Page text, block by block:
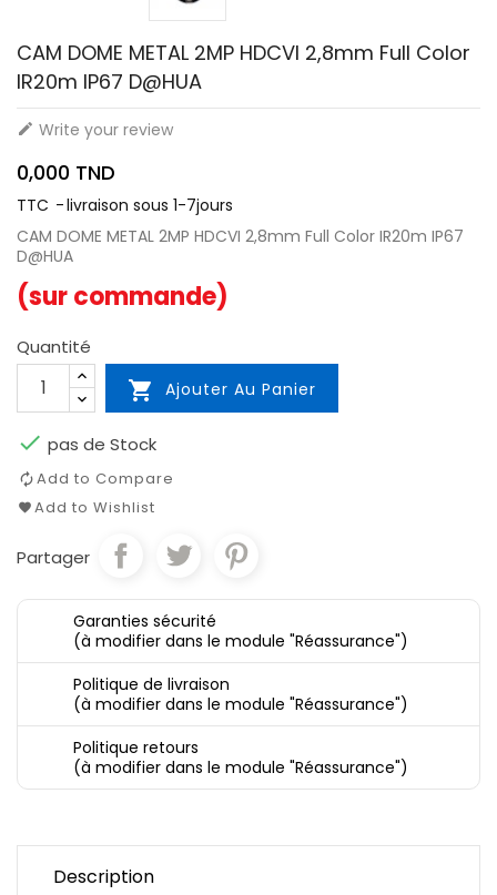
CAM DOME METAL 2MP HDCVI 2,8mm Full Color
IR20m IP67 D@HUA
 Write your review
0,000 TND
TTC
livraison sous 1-7jours
CAM DOME METAL 2MP HDCVI 2,8mm Full Color IR20m IP67
D@HUA
(sur commande)
Quantité
 Ajouter Au Panier
 pas de Stock
Add to Compare
Add to Wishlist
Partager
Garanties sécurité
(à modifier dans le module "Réassurance")
Politique de livraison
(à modifier dans le module "Réassurance")
Politique retours
(à modifier dans le module "Réassurance")
Description